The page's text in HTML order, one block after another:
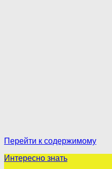
Перейти к содержимому
Интересно знать